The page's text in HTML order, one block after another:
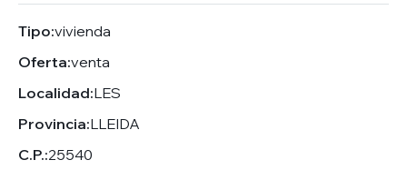
Tipo:vivienda
Oferta:venta
Localidad:LES
Provincia:LLEIDA
C.P.:25540